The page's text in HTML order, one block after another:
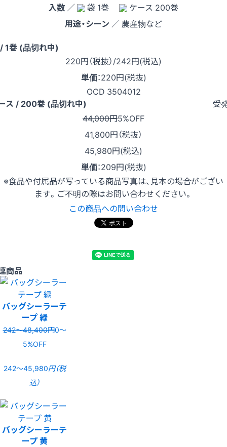
入数 ／ 袋 1巻
ケース 200巻
用途・シーン ／ 農産物など
1巻 (品切れ中)
220円（税抜）/242円(税込)
単価：220円(税抜)
OCD 3504012
ス / 200巻 (品切れ中)
受
44,000円5%OFF
41,800円（税抜）
45,980円(税込)
単価：209円(税抜)
※食品や付属品が写っている商品写真は、見本の場合がござい
ます。ご不明の際はお問い合わせください。
この商品への問い合わせ
商品
バッグシーラーテ
ープ 緑
242〜48,400円0〜
5%OFF
242〜45,980円（税
込）
バッグシーラーテ
ープ 黄